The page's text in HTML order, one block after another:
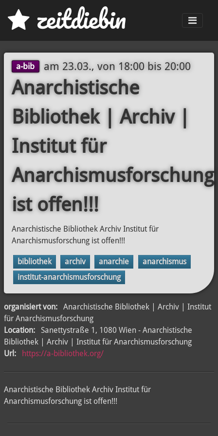
zeitdiebin
a-bib am 23.03., von 18:00 bis 20:00
Anarchistische
Bibliothek | Archiv |
Institut für
Anarchismusforschung
ist offen!!!
Anarchistische Bibliothek Archiv Institut für
Anarchismusforschung ist offen!!!
bibliothek archiv anarchie
anarchismus
institut-anarchismusforschung
organisiert von:
Anarchistische Bibliothek | Archiv | Institut
für Anarchismusforschung
Location:
Sanettystraße 1, 1080 Wien - Anarchistische
Bibliothek | Archiv | Institut für Anarchismusforschung
Url:
https://a-bibliothek.org/
Anarchistische Bibliothek Archiv Institut für
Anarchismusforschung ist offen!!!